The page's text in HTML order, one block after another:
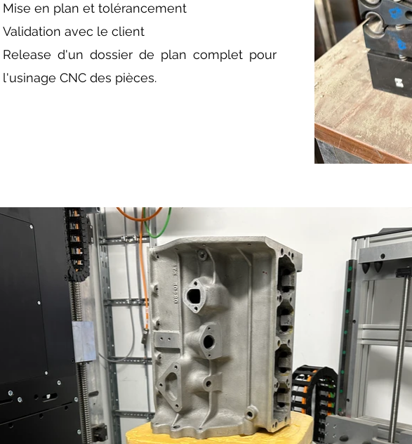
Mise en plan et tolérancement
Validation avec le client
Release d'un dossier de plan complet pour
l'usinage CNC des pièces.